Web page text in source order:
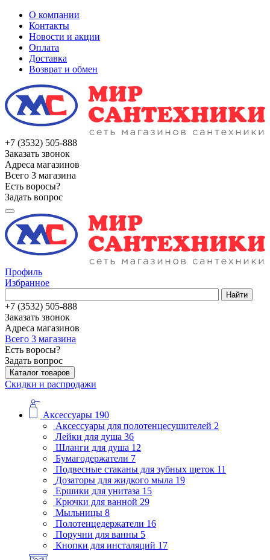
О компании
Контакты
Новости и акции
Оплата
Доставка
Возврат и обмен
+7 (3532) 505-888
Заказать звонок
Адреса магазинов
Всего 3 магазина
Есть воросы?
Задать вопрос
Профиль
Избранное
Найти
+7 (3532) 505-888
Заказать звонок
Адреса магазинов
Всего 3 магазина
Есть воросы?
Задать вопрос
Каталог товаров
Скидки и распродажи
Аксессуары 190
Аксессуары для полотенцесушителей 2
Лейки для душа 36
Шланги для душа 12
Бумагодержатели 7
Подвесные стаканы для зубных щеток 11
Дозаторы для жидкого мыла 19
Ершики для унитаза 15
Крючки для ванной 29
Мыльницы 8
Полотенцедержатели 16
Поручни для ванны 5
Кнопки для инсталяций 17